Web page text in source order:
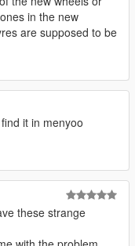
in the new
are supposed to be
it in menyoo
these strange